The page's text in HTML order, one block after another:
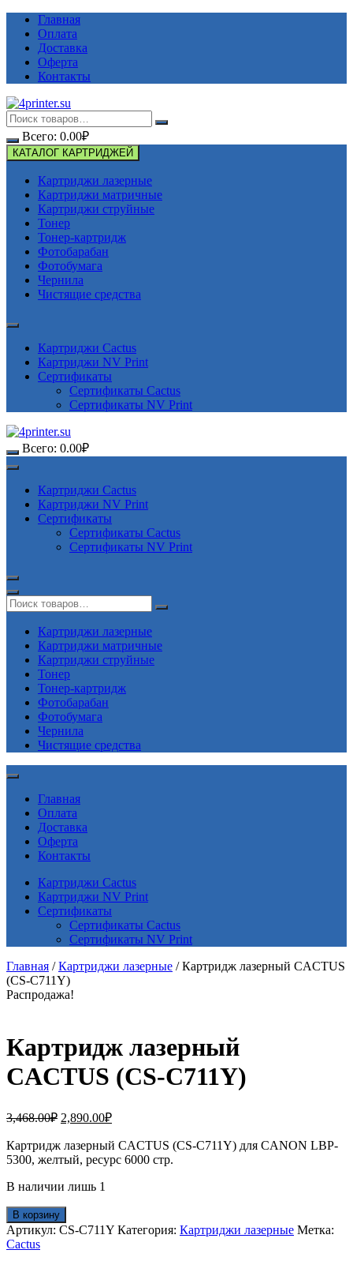
Перейти
содержимому
Главная
Оплата
Доставка
Оферта
Контакты
Всего: 0.00₽
КАТАЛОГ КАРТРИДЖЕЙ
Картриджи лазерные
Картриджи матричные
Картриджи струйные
Тонер
Тонер-картридж
Фотобарабан
Фотобумага
Чернила
Чистящие средства
Картриджи Cactus
Картриджи NV Print
Сертификаты
Сертификаты Cactus
Сертификаты NV Print
Всего: 0.00₽
Картриджи Cactus
Картриджи NV Print
Сертификаты
Сертификаты Cactus
Сертификаты NV Print
Картриджи лазерные
Картриджи матричные
Картриджи струйные
Тонер
Тонер-картридж
Фотобарабан
Фотобумага
Чернила
Чистящие средства
Главная
Оплата
Доставка
Оферта
Контакты
Картриджи Cactus
Картриджи NV Print
Сертификаты
Сертификаты Cactus
Сертификаты NV Print
Главная /Картриджи лазерные / Картридж лазерный CACTUS
(CS-C711Y)
Распродажа!
Картридж лазерный
CACTUS (CS-C711Y)
3,468.00₽ Первоначальная
составляла
3,468.00₽.
2,890.00₽Текущая
2,890.00₽.
Картридж лазерный CACTUS (CS-C711Y) для CANON LBP-
5300, желтый, ресурс 6000 стр.
В наличии лишь 1
Количество
товара
Картридж
В корзину
Артикул: CS-C711Y Категория: Картриджи лазерные Метка:
Cactus